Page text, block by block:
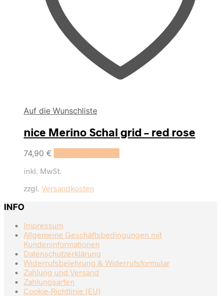
Auf die Wunschliste
nice Merino Schal grid – red rose
74,90 €
inkl. MwSt.
zzgl. Versandkosten
INFO
Impressum
Allgemeine Geschäftsbedingungen mit
Kundeninformationen
Datenschutzerklärung
Widerrufsbelehrung & Widerrufsformular
Zahlung und Versand
Zahlungsarten
Cookie-Richtlinie (EU)